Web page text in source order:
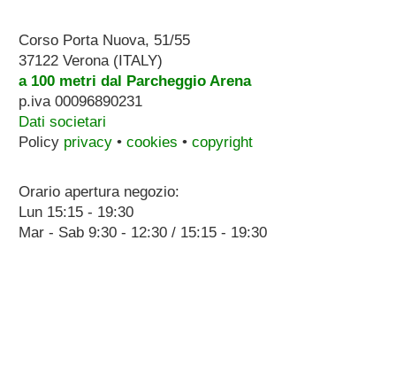
Corso Porta Nuova, 51/55
37122 Verona (ITALY)
a 100 metri dal Parcheggio Arena
p.iva 00096890231
Dati societari
Policy privacy• cookies • copyright
Orario apertura negozio:
Lun 15:15 - 19:30
Mar - Sab 9:30 - 12:30 / 15:15 - 19:30